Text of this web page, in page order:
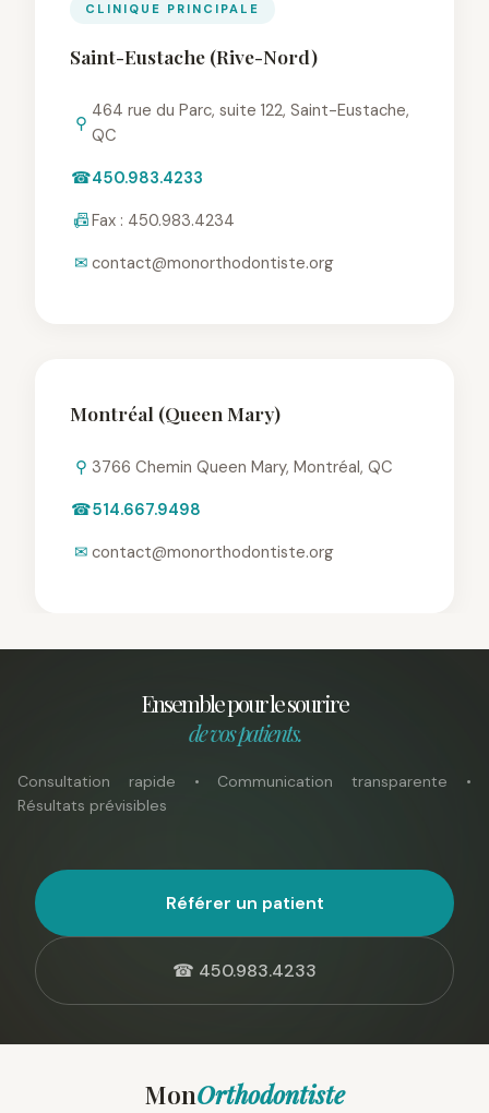
CLINIQUE PRINCIPALE
Saint-Eustache (Rive-Nord)
⚲
464 rue du Parc, suite 122, Saint-Eustache,
QC
☎450.983.4233
📠Fax : 450.983.4234
✉ contact@monorthodontiste.org
Montréal (Queen Mary)
⚲ 3766 Chemin Queen Mary, Montréal, QC
☎514.667.9498
✉ contact@monorthodontiste.org
Ensemble pour le sourire
de vos patients.
Consultation rapide • Communication transparente •
Résultats prévisibles
Référer un patient
☎ 450.983.4233
MonOrthodontiste